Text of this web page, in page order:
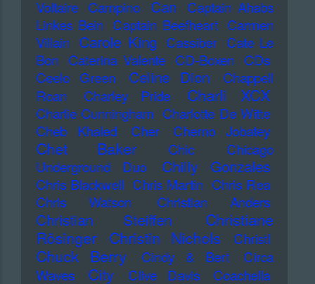
Voltaire Campino Can
Captain Ahabs
Linkes Bein Captain Beefheart Carmen
Villain Carole King Cassiber Cate Le
Bon
Caterina Valente CD-Boxen
CDs
Ceelo Green
Celine Dion
Chappell
Roan
Charley Pride Charli XCX
Charlie Cunningham Charlotte De Witte
Cheb Khaled
Cher Cherno Jobatey
Chet Baker Chic
Chicago
Underground Duo
Chilly Gonzales
Chris Blackwell Chris Martin Chris Rea
Chris Watson
Christian Anders
Christian Steiffen
Christiane
Rösinger
Christin Nichols Christl
Chuck Berry Cindy & Bert
Circa
Waves
City Clive Davis
Coachella